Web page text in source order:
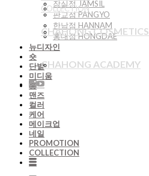
잠실점 JAMSIL
판교점 PANGYO
한남점 HANNAM
홍대점 HONGDAE
뉴디자인
숏
단발
미디움
롱
맨즈
컬러
케어
메이크업
네일
PROMOTION
COLLECTION
COLLECTION
CHAHONG COSMETICS
CHAHONG ACADEMY